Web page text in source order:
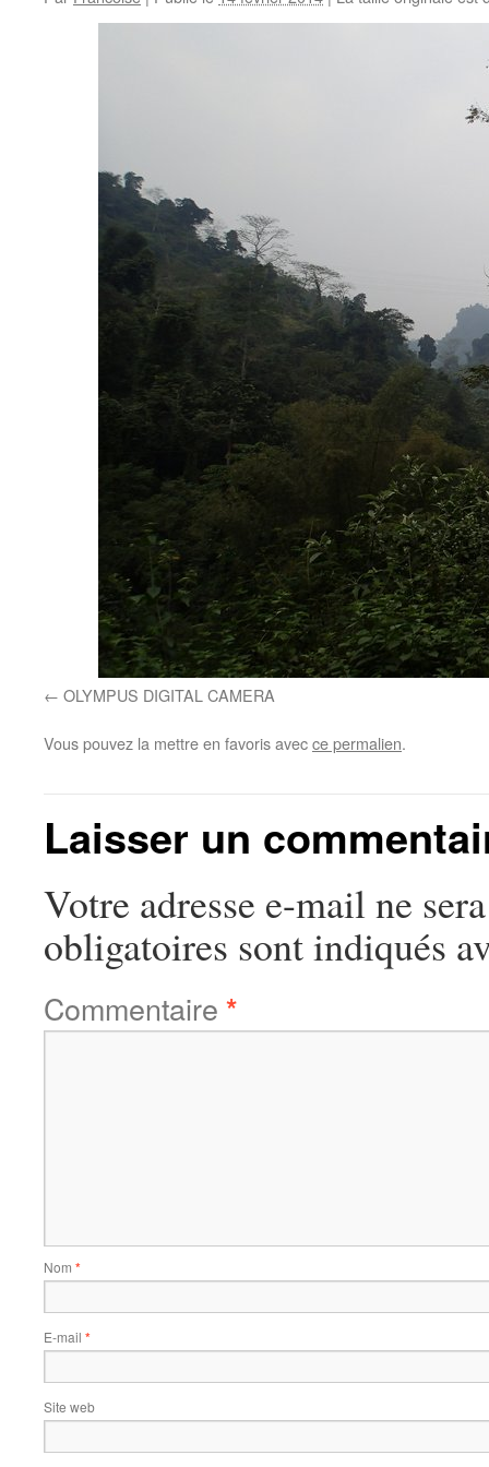
OLYMPUS DIGITAL CAMERA
Vous pouvez la mettre en favoris avecce permalien.
Laisser un
Votre adresse e-mail ne
obligatoires sont indiqués
Commentaire *
Nom *
E-mail *
Site web